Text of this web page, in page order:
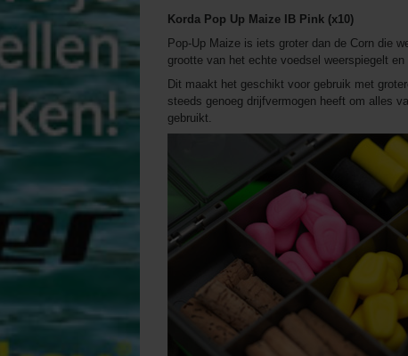
Korda Pop Up Maize IB Pink (x10)
Pop-Up Maize is iets groter dan de Corn die
grootte van het echte voedsel weerspiegelt
Dit maakt het geschikt voor gebruik met
steeds genoeg drijfvermogen heeft om alles
gebruikt.